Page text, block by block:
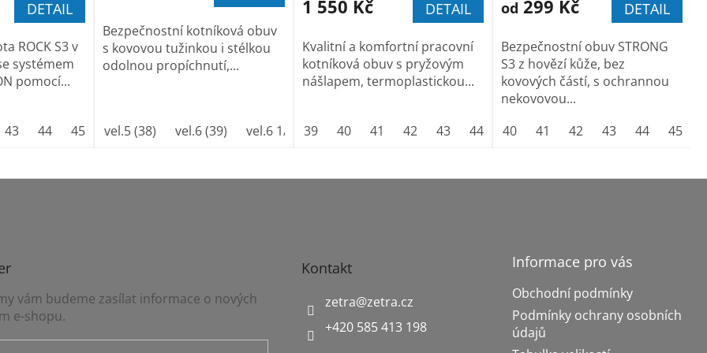
DETAIL
ROCK S3 v
systémem
pomocí...
43 44 45 46
Bezpečnostní kotníková obuv
s kovovou tužinkou i stélkou
odolnou propíchnutí,...
vel.5 (38) vel.6 (39) vel.6 1/2(40) vel.7 (41) vel.8 (42) vel.9 (43) vel.9 1/2(44) vel.10 (45)
1 550 Kč DETAIL
Kvalitní a komfortní pracovní
kotníková obuv s pryžovým
nášlapem, termoplastickou...
39 40 41 42 43 44 45 46 47 48
od 299 Kč DETAIL
Bezpečnostní obuv STRONG
S3 z hovězí kůže, bez
kovových částí, s ochrannou
nekovovou...
40
41 42 43 44 45
vám budeme zasílat informace o nových
e-shopu.
Kontakt
zetra@zetra.cz
+420 585 413 198
Informace pro vás
Obchodní podmínky
Podmínky ochrany osobních
údajů